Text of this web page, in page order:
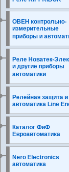
ОВЕН контрольно-
измерительные
приборы и
Реле Новатек-
и другие приборы
автоматики
Релейная защита и
автоматика Line
Каталог ФиФ
Евроавтоматика
Nero Electronics
автоматика